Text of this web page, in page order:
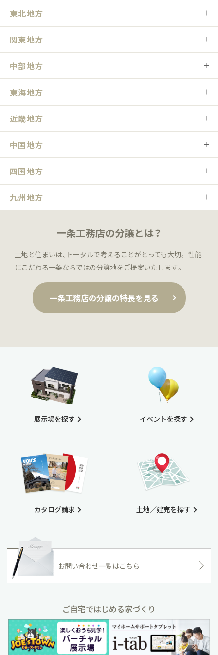
東北地方
関東地方
中部地方
東海地方
近畿地方
中国地方
四国地方
九州地方
一条工務店の分譲とは？
土地と住まいは、トータルで考えることがとっても大切。 性能
にこだわる一条ならではの分譲地をご提案いたします。
一条工務店の分譲の特長を見る
展示場を探す
カタログ請求
イベントを探す
土地／建売を探す
お問い合わせ一覧はこちら
ご自宅ではじめる家づくり